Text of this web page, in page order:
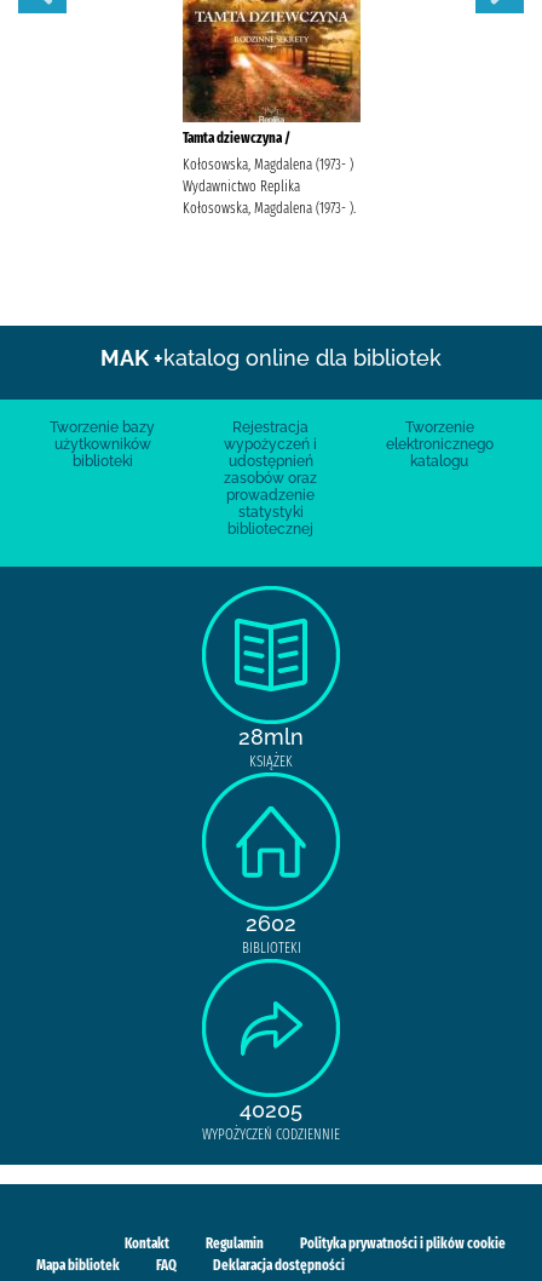
Tamta dziewczyna /
Kołosowska, Magdalena (1973- )
Wydawnictwo Replika
Kołosowska, Magdalena (1973- ).
MAK +katalog online dla bibliotek
Tworzenie bazy
użytkowników
biblioteki
Rejestracja
wypożyczeń i
udostępnień
zasobów oraz
prowadzenie
statystyki
bibliotecznej
Tworzenie
elektronicznego
katalogu
28mln
KSIĄŻEK
2602
BIBLIOTEKI
40205
WYPOŻYCZEŃ CODZIENNIE
Kontakt Regulamin
Polityka prywatności i plików cookie
Mapa bibliotek
FAQ Deklaracja dostępności